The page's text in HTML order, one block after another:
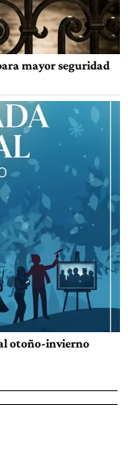
mayor seguridad
otoño-invierno